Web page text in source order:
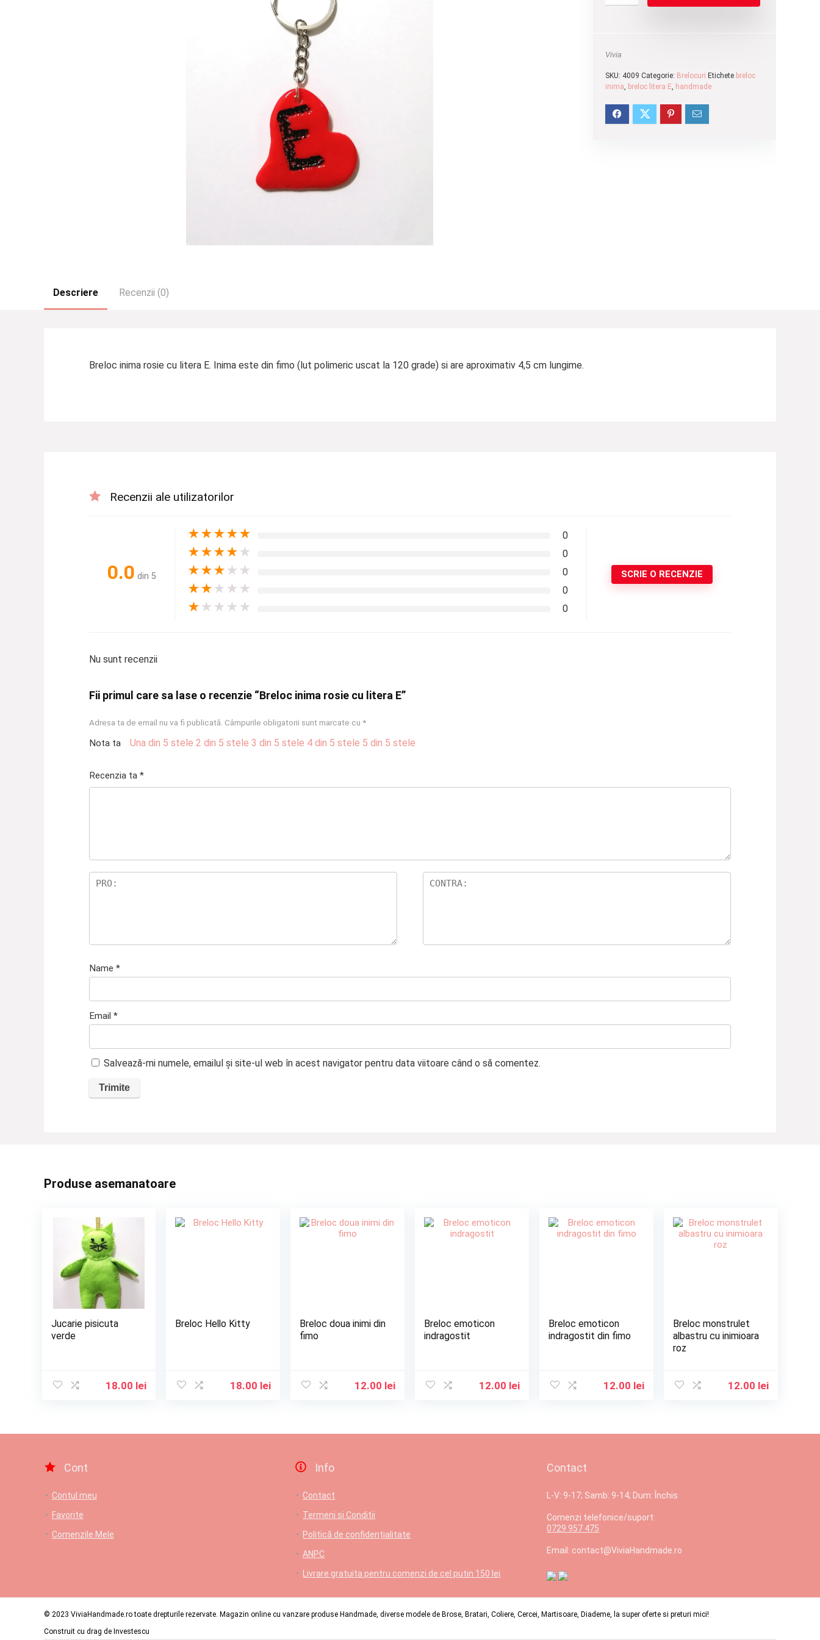
Vivia
SKU: 4009 Categorie: Brelocuri Etichete breloc
inima, breloc litera E, handmade
Descriere Recenzii (0)
Breloc inima rosie cu litera E. Inima este din fimo (lut polimeric uscat la 120 grade) si are aproximativ 4,5 cm lungime.
Recenzii ale utilizatorilor
0.0 din 5
★★★★★ 0
★★★★ ★ 0
★★★ ★ ★ 0
★★ ★ ★ ★ 0
★ ★ ★ ★ ★ 0
SCRIE O RECENZIE
Nu sunt recenzii
Fii primul care sa lase o recenzie “Breloc inima rosie cu litera E”
Adresa ta de email nu va fi publicată. Câmpurile obligatorii sunt marcate cu *
Nota ta Una din 5 stele 2 din 5 stele 3 din 5 stele 4 din 5 stele 5 din 5 stele
Recenzia ta *
Name *
Email *
Salvează-mi numele, emailul și site-ul web în acest navigator pentru data viitoare când o să comentez.
Produse asemanatoare
Jucarie pisicuta
verde
18.00 lei
Breloc Hello Kitty
18.00 lei
Breloc doua inimi din
fimo
12.00 lei
Breloc emoticon
indragostit
12.00 lei
Breloc emoticon
indragostit din fimo
12.00 lei
Breloc monstrulet
albastru cu inimioara
roz
12.00 lei
Cont
Contul meu
Favorite
Comenzile Mele
Info
Contact
Termeni si Conditii
Politică de confidențialitate
ANPC
Livrare gratuita pentru comenzi de cel putin 150 lei
Contact
L-V: 9-17; Samb: 9-14; Dum: Închis
Comenzi telefonice/suport:
0729 957 475
Email: contact@ViviaHandmade.ro
© 2023 ViviaHandmade.ro toate drepturile rezervate. Magazin online cu vanzare produse Handmade, diverse modele de Brose, Bratari, Coliere, Cercei, Martisoare, Diademe, la super oferte si preturi mici!
Construit cu drag de Investescu